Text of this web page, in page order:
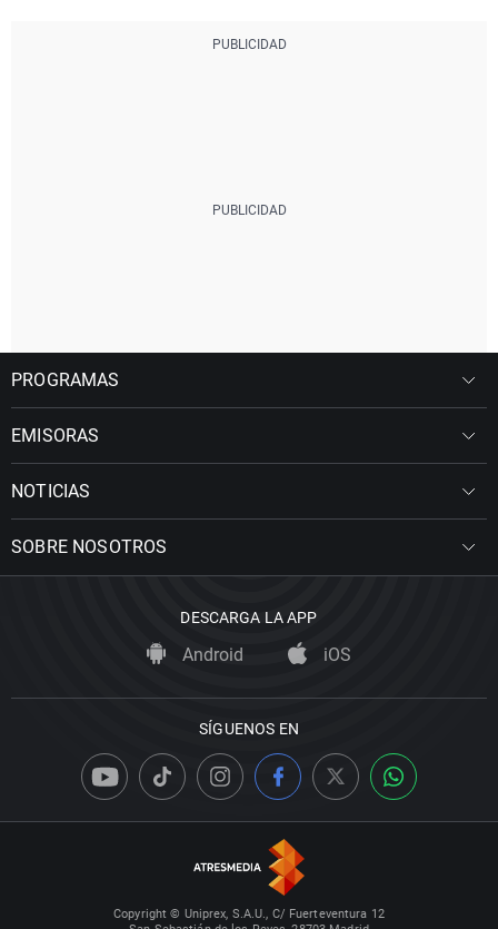
PROGRAMAS
EMISORAS
NOTICIAS
SOBRE NOSOTROS
DESCARGA LA APP
Android iOS
SÍGUENOS EN
Copyright © Uniprex, S.A.U., C/ Fuerteventura 12